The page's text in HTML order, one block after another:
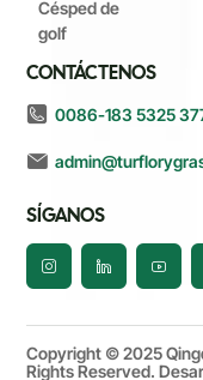
Césped de
golf
CONTÁCTENOS
0086-183 5325
SÍGANOS
Copyright © 2025
Rights Reserved.